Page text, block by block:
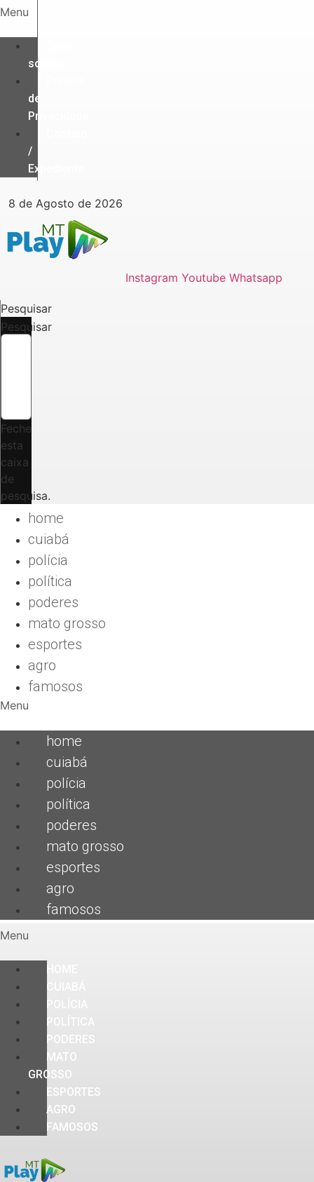
Ir
o
conteúdo
Menu
somos
de
Privacidade
/
Expediente
8 de Agosto de 2026
Instagram Youtube Whatsapp
Pesquisar
Pesquisar
Feche
esta
caixa
de
pesquisa.
home
cuiabá
polícia
política
poderes
mato grosso
esportes
agro
famosos
Menu
home
cuiabá
polícia
política
poderes
mato grosso
esportes
agro
famosos
Menu
PODERES
MATO
GROSSO
ESPORTES
AGRO
FAMOSOS